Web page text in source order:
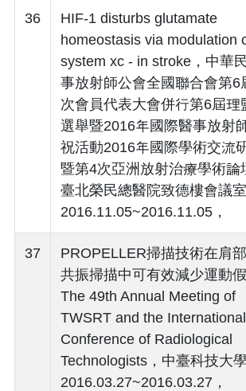
36
HIF-1 disturbs glutamate
homeostasis via modulation
system xc - in stroke，中華
事放射師公會全國聯合會第6
次會員代表大會併行第6屆理
選舉暨2016年國際醫事放射
祝活動2016年國際學術交流
暨第4次亞洲放射治療學術論
臺北榮民總醫院致德樓會議室
2016.11.05~2016.11.05，
37
PROPELLER掃描技術在肩
共振掃描中可有效減少運動假
The 49th Annual Meeting of
TWSRT and the
Conference of Radiological
Technologists，中臺科技大學
2016.03.27~2016.03.27，